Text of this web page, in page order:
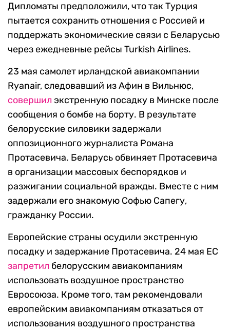
Дипломаты предположили, что так Турция
пытается сохранить отношения с Россией и
поддержать экономические связи с Беларусью
через ежедневные рейсы Turkish Airlines.
23 мая самолет ирландской авиакомпании
Ryanair, следовавший из Афин в Вильнюс,
совершил экстренную посадку в Минске после
сообщения о бомбе на борту. В результате
белорусские силовики задержали
оппозиционного журналиста Романа
Протасевича. Беларусь обвиняет Протасевича
в организации массовых беспорядков и
разжигании социальной вражды. Вместе с ним
задержали его знакомую Софью Сапегу,
гражданку России.
Европейские страны осудили экстренную
посадку и задержание Протасевича. 24 мая ЕС
запретил белорусским авиакомпаниям
использовать воздушное пространство
Евросоюза. Кроме того, там рекомендовали
европейским авиакомпаниям отказаться от
использования воздушного пространства